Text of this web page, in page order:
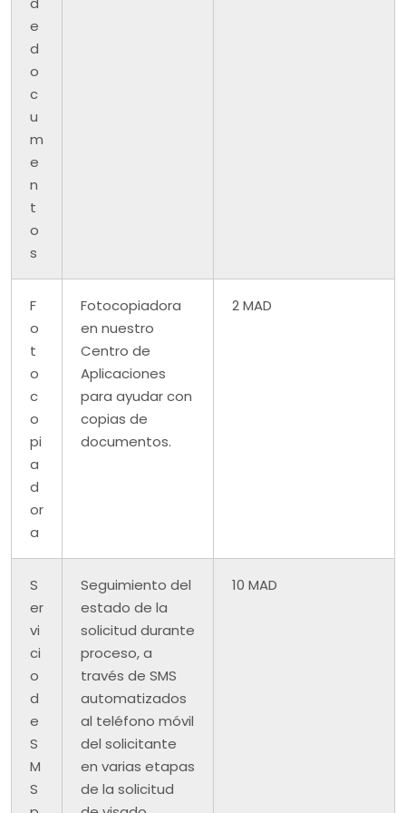
e
d
o
c
u
m
e
n
t
o
s
F
o
t
o
c
o
pi
a
d
or
a
Fotocopiadora
en nuestro
Centro de
Aplicaciones
para ayudar con
copias de
documentos.
2 MAD
S
er
vi
ci
o
d
e
S
M
S
Seguimiento del
estado de la
solicitud durante
proceso, a
través de SMS
automatizados
al teléfono móvil
del solicitante
en varias etapas
de la solicitud
10 MAD